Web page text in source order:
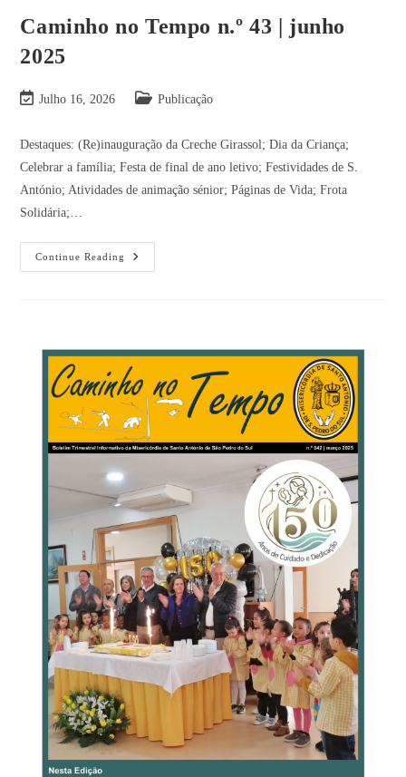
Caminho no Tempo n.º 43 | junho
2025
Julho 16, 2026 Publicação
Destaques: (Re)inauguração da Creche Girassol; Dia da Criança;
Celebrar a família; Festa de final de ano letivo; Festividades de S.
António; Atividades de animação sénior; Páginas de Vida; Frota
Solidária;…
Continue Reading